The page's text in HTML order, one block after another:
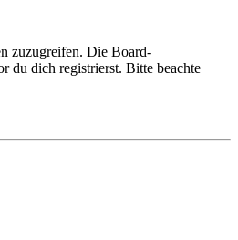
zuzugreifen. Die Board-
du dich registrierst. Bitte beachte